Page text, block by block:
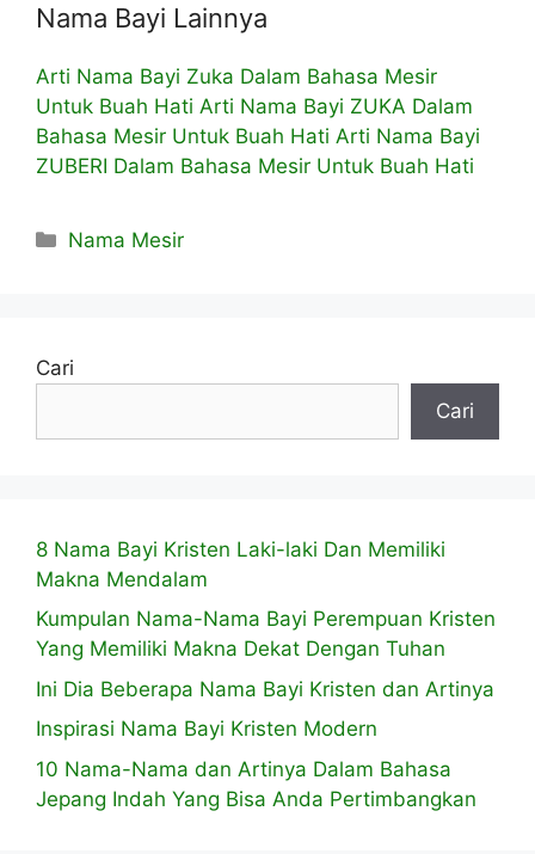
Nama Bayi Lainnya
Arti Nama Bayi Zuka Dalam Bahasa Mesir
Untuk Buah Hati Arti Nama Bayi ZUKA Dalam
Bahasa Mesir Untuk Buah Hati Arti Nama Bayi
ZUBERI Dalam Bahasa Mesir Untuk Buah Hati
Kategori
Nama Mesir
Cari
Cari
8 Nama Bayi Kristen Laki-laki Dan Memiliki
Makna Mendalam
Kumpulan Nama-Nama Bayi Perempuan Kristen
Yang Memiliki Makna Dekat Dengan Tuhan
Ini Dia Beberapa Nama Bayi Kristen dan Artinya
Inspirasi Nama Bayi Kristen Modern
10 Nama-Nama dan Artinya Dalam Bahasa
Jepang Indah Yang Bisa Anda Pertimbangkan